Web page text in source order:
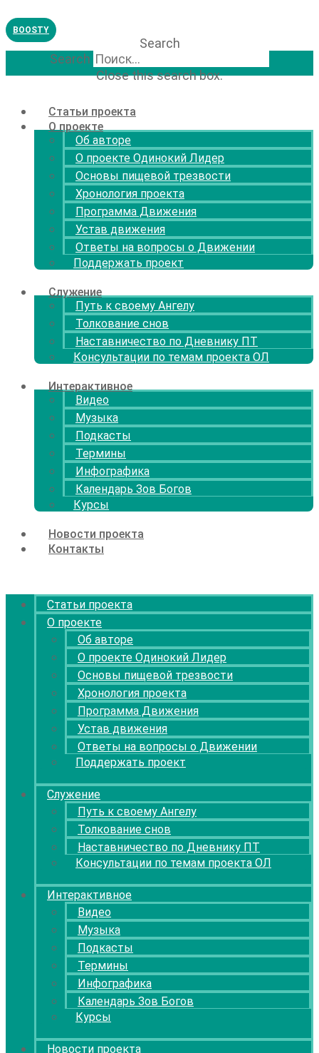
к
содержимому
BOOSTY
Search
Search
Close this search box.
Статьи проекта
О проекте
Об авторе
О проекте Одинокий Лидер
Основы пищевой трезвости
Хронология проекта
Программа Движения
Устав движения
Ответы на вопросы о Движении
Поддержать проект
Служение
Путь к своему Ангелу
Толкование снов
Наставничество по Дневнику ПТ
Консультации по темам проекта ОЛ
Интерактивное
Видео
Музыка
Подкасты
Термины
Инфографика
Календарь Зов Богов
Курсы
Новости проекта
Контакты
Статьи проекта
О проекте
Об авторе
О проекте Одинокий Лидер
Основы пищевой трезвости
Хронология проекта
Программа Движения
Устав движения
Ответы на вопросы о Движении
Поддержать проект
Служение
Путь к своему Ангелу
Толкование снов
Наставничество по Дневнику ПТ
Консультации по темам проекта ОЛ
Интерактивное
Видео
Музыка
Подкасты
Термины
Инфографика
Календарь Зов Богов
Курсы
Новости проекта